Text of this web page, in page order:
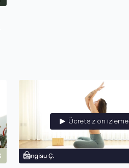
Ücretsiz ön izleme